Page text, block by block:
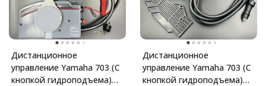
Дистанционное
управление Yamaha 703 (С
кнопкой гидроподъема)
Дистанционное
управление Yamaha 703 (С
кнопкой гидроподъема)